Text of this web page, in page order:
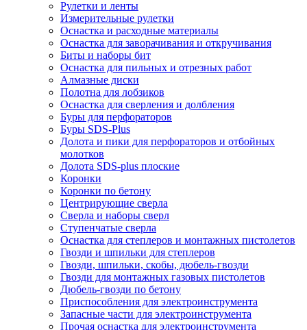
Рулетки и ленты
Измерительные рулетки
Оснастка и расходные материалы
Оснастка для заворачивания и откручивания
Биты и наборы бит
Оснастка для пильных и отрезных работ
Алмазные диски
Полотна для лобзиков
Оснастка для сверления и долбления
Буры для перфораторов
Буры SDS-Plus
Долота и пики для перфораторов и отбойных
молотков
Долота SDS-plus плоские
Коронки
Коронки по бетону
Центрирующие сверла
Сверла и наборы сверл
Ступенчатые сверла
Оснастка для степлеров и монтажных пистолетов
Гвозди и шпильки для степлеров
Гвозди, шпильки, скобы, дюбель-гвозди
Гвозди для монтажных газовых пистолетов
Дюбель-гвозди по бетону
Приспособления для электроинструмента
Запасные части для электроинструмента
Прочая оснастка для электроинструмента